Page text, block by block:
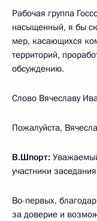
Рабочая группа
насыщенный, я бы
мер, касающихся
территорий,
обсуждению.
Слово Вячеславу
Пожалуйста,
В.Шпорт:
участники
Во-первых,
за доверие и